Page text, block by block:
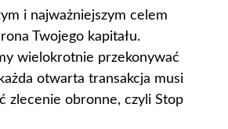
i najważniejszym celem
Twojego kapitału.
wielokrotnie przekonywać
otwarta transakcja musi
zlecenie obronne, czyli Stop